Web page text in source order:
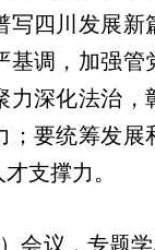
写四川发展
基调，加强
力深化法治
；要统筹发
支撑力。
会议，专题